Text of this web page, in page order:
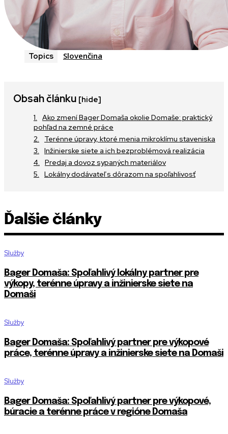
Topics Slovenčina
Obsah článku [hide]
Ako zmení Bager Domaša okolie Domaše: praktický
pohľad na zemné práce
Terénne úpravy, ktoré menia mikroklímu staveniska
Inžinierske siete a ich bezproblémová realizácia
Predaj a dovoz sypaných materiálov
Lokálny dodávateľ s dôrazom na spoľahlivosť
Ďalšie články
Služby
Bager Domaša: Spoľahlivý lokálny partner pre
výkopy, terénne úpravy a inžinierske siete na
Domaši
Služby
Bager Domaša: Spoľahlivý partner pre výkopové
práce, terénne úpravy a inžinierske siete na Domaši
Služby
Bager Domaša: Spoľahlivý partner pre výkopové,
búracie a terénne práce v regióne Domaša